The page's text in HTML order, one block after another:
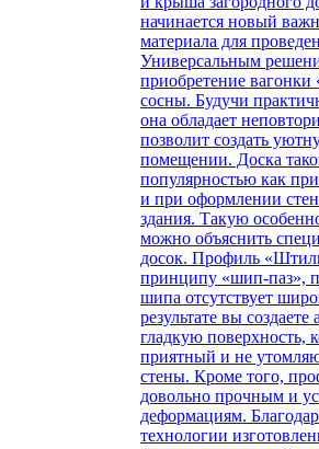
начинается новый
материала для
Универсальным
приобретение
сосны. Будучи
она обладает
позволит создать
помещении. Доска
популярностью как
и при оформлении
здания. Такую
можно объяснить
досок. Профиль
принципу «шип-паз»,
шипа отсутствует
результате вы
гладкую поверхность,
приятный и не
стены. Кроме того,
довольно прочным и
деформациям.
технологии